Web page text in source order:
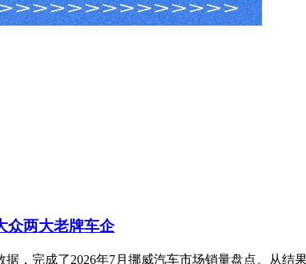
众两大老牌车企
，完成了2026年7月挪威汽车市场销量盘点。从结